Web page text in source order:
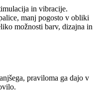
in vibracije.
manj pogosto v obliki
možnosti barv, dizajna in
praviloma ga dajo v